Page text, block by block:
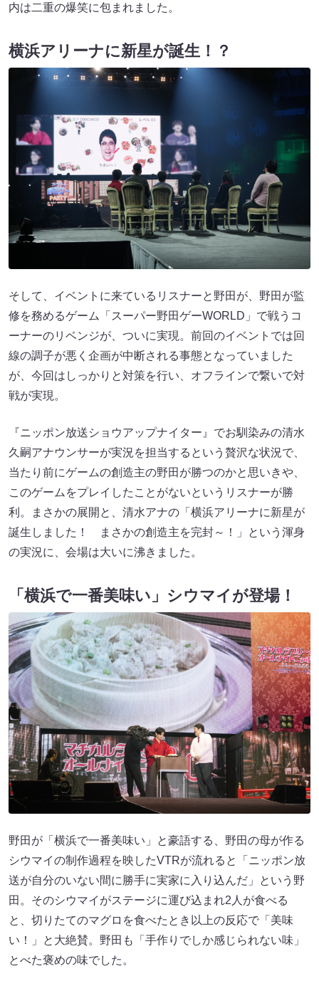
内は二重の爆笑に包まれました。
横浜アリーナに新星が誕生！？
そして、イベントに来ているリスナーと野田が、野田が監
修を務めるゲーム「スーパー野田ゲーWORLD」で戦うコ
ーナーのリベンジが、ついに実現。前回のイベントでは回
線の調子が悪く企画が中断される事態となっていました
が、今回はしっかりと対策を行い、オフラインで繋いで対
戦が実現。
『ニッポン放送ショウアップナイター』でお馴染みの清水
久嗣アナウンサーが実況を担当するという贅沢な状況で、
当たり前にゲームの創造主の野田が勝つのかと思いきや、
このゲームをプレイしたことがないというリスナーが勝
利。まさかの展開と、清水アナの「横浜アリーナに新星が
誕生しました！ まさかの創造主を完封～！」という渾身
の実況に、会場は大いに沸きました。
「横浜で一番美味い」シウマイが登場！
野田が「横浜で一番美味い」と豪語する、野田の母が作る
シウマイの制作過程を映したVTRが流れると「ニッポン放
送が自分のいない間に勝手に実家に入り込んだ」という野
田。そのシウマイがステージに運び込まれ2人が食べる
と、切りたてのマグロを食べたとき以上の反応で「美味
い！」と大絶賛。野田も「手作りでしか感じられない味」
とべた褒めの味でした。